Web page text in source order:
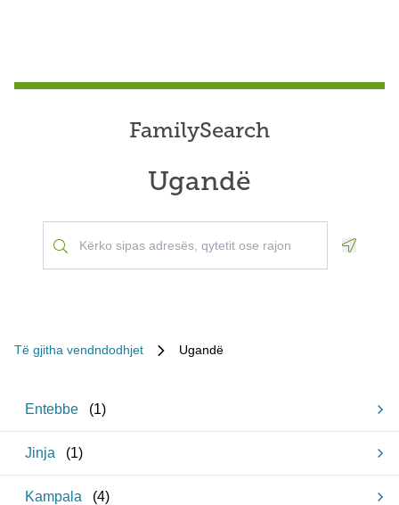
FamilySearch
Ugandë
Të gjitha vendndodhjet Ugandë
Entebbe (1)
Jinja (1)
Kampala (4)